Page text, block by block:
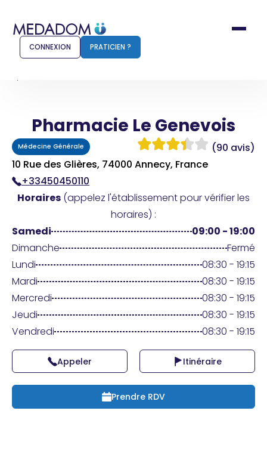
Comment ça marche ?
Pour les patients
Pharmacien
Connexion
Praticien ?
CONNEXION PRATICIEN ?
Pharmacie Le Genevois
Médecine Générale
(90 avis)
10 Rue des Glières, 74000 Annecy, France
+33450450110
Horaires (appelez l'établissement pour vérifier les
horaires) :
Samedi
09:00 - 19:00
Dimanche
Fermé
Lundi
08:30 - 19:15
Mardi
08:30 - 19:15
Mercredi
08:30 - 19:15
Jeudi
08:30 - 19:15
Vendredi
08:30 - 19:15
Appeler Itinéraire
Prendre RDV